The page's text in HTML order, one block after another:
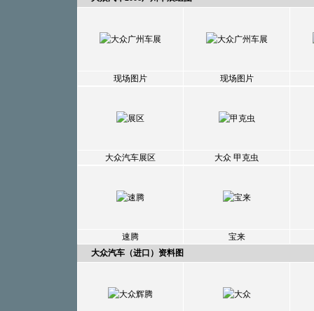
现场图片 现场图片
大众汽车展区 大众 甲克虫
速腾
宝来
大众汽车（进口）资料图